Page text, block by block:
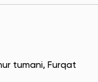
tumani, Furqat